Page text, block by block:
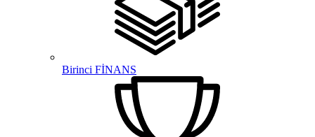
Birinci FİNANS